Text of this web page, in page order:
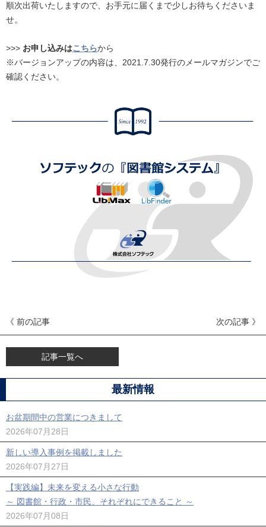
順次出荷いたしますので、お手元に届くまで少しお待ちくださいま
せ。
>>> お申し込みはこちらから
※バージョンアップの内容は、2021.7.30発行のメールマガジンでご
確認ください。
《 前の記事 次の記事 》
記事一覧へ
最新情報
お盆期間中の営業につきまして
2026年07月28日
新しい導入事例を掲載しました
2026年07月27日
【実践編】未来を変える小さな行動
～ 図書館・行政・市民、それぞれにできること ～
2026年07月08日